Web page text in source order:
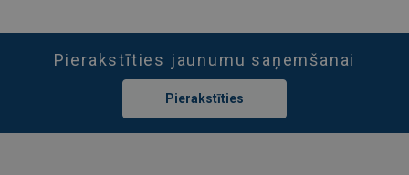
Pierakstīties jaunumu saņemšanai
Pierakstīties